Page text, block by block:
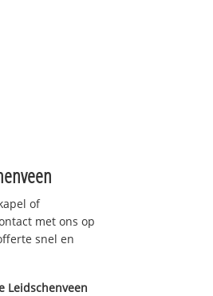
of
met ons op
snel en
Leidschenveen